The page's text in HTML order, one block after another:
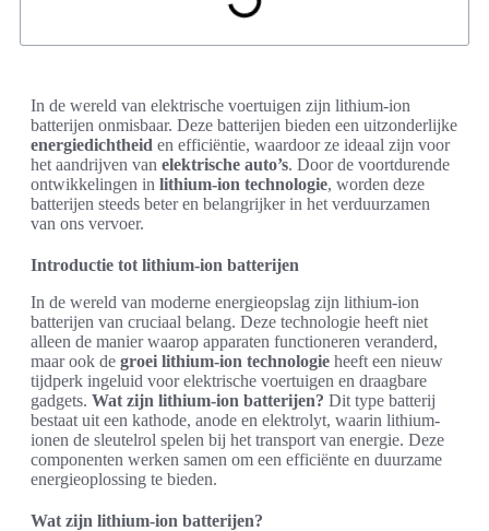
In de wereld van elektrische voertuigen zijn lithium-ion
batterijen onmisbaar. Deze batterijen bieden een uitzonderlijke
energiedichtheid en efficiëntie, waardoor ze ideaal zijn voor
het aandrijven van elektrische auto’s. Door de voortdurende
ontwikkelingen in lithium-ion technologie, worden deze
batterijen steeds beter en belangrijker in het verduurzamen
van ons vervoer.
Introductie tot lithium-ion batterijen
In de wereld van moderne energieopslag zijn lithium-ion
batterijen van cruciaal belang. Deze technologie heeft niet
alleen de manier waarop apparaten functioneren veranderd,
maar ook de groei lithium-ion technologie heeft een nieuw
tijdperk ingeluid voor elektrische voertuigen en draagbare
gadgets. Wat zijn lithium-ion batterijen? Dit type batterij
bestaat uit een kathode, anode en elektrolyt, waarin lithium-
ionen de sleutelrol spelen bij het transport van energie. Deze
componenten werken samen om een efficiënte en duurzame
energieoplossing te bieden.
Wat zijn lithium-ion batterijen?